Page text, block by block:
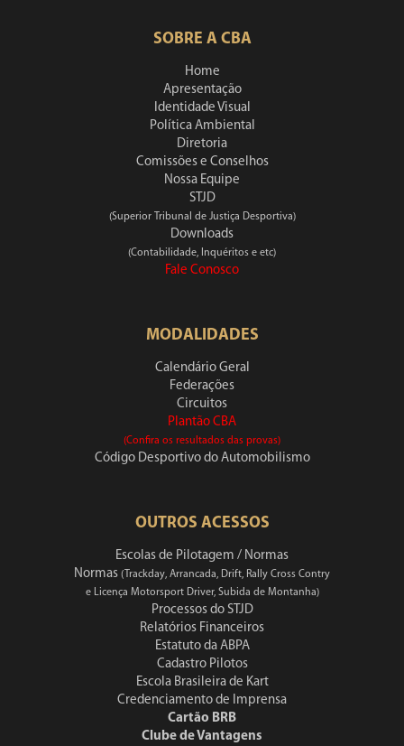
SOBRE A CBA
Home
Apresentação
Identidade Visual
Política Ambiental
Diretoria
Comissões e Conselhos
Nossa Equipe
STJD
(Superior Tribunal de Justiça Desportiva)
Downloads
(Contabilidade, Inquéritos e etc)
Fale Conosco
MODALIDADES
Calendário Geral
Federações
Circuitos
Plantão CBA
(Confira os resultados das provas)
Código Desportivo do Automobilismo
OUTROS ACESSOS
Escolas de Pilotagem / Normas
Normas (Trackday, Arrancada, Drift, Rally Cross Contry
e Licença Motorsport Driver, Subida de Montanha)
Processos do STJD
Relatórios Financeiros
Estatuto da ABPA
Cadastro Pilotos
Escola Brasileira de Kart
Credenciamento de Imprensa
Cartão BRB
Clube de Vantagens